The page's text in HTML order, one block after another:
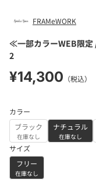
FRAMeWORK
≪一部カラーWEB限定
2
¥14,300 （税込）
カラー
ブラック
在庫なし
ナチュラル
在庫なし
サイズ
フリー
在庫なし